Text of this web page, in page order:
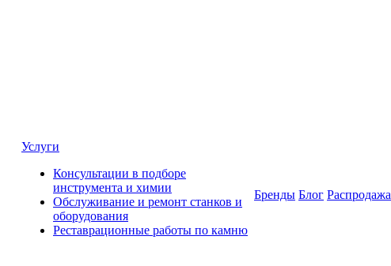
Услуги
Консультации в подборе
инструмента и химии
Обслуживание и ремонт станков и
оборудования
Реставрационные работы по камню
Бренды Блог Распродажа